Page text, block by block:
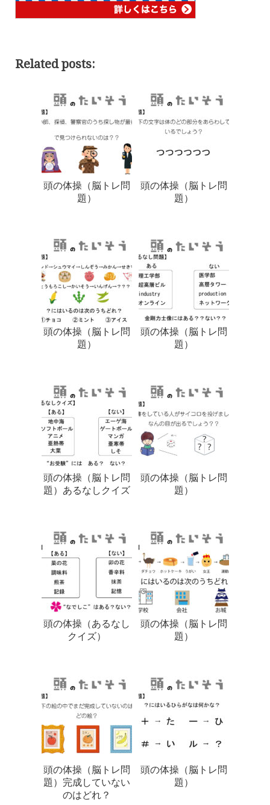
Related posts:
頭の体操（脳トレ問
題）
頭の体操（脳トレ問
題）
頭の体操（脳トレ問
題）
頭の体操（脳トレ問
題）
頭の体操（脳トレ問
題）あるなしクイズ
頭の体操（脳トレ問
題）
頭の体操（あるなし
クイズ）
頭の体操（脳トレ問
題）
頭の体操（脳トレ問
題）完成していない
のはどれ？
頭の体操（脳トレ問
題）